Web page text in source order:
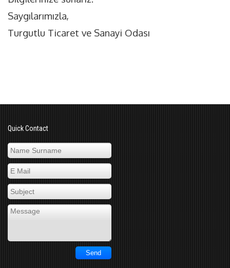
Saygılarımızla,
Turgutlu Ticaret ve Sanayi Odası
Quick Contact